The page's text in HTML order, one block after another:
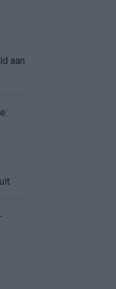
aan